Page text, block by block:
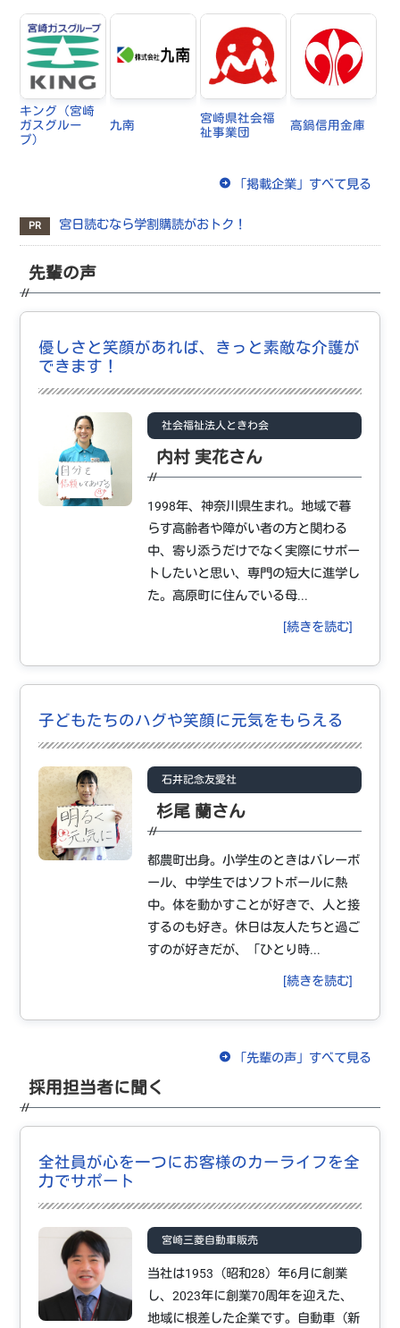
キング（宮崎
ガスグルー
プ）
九南
宮崎県社会福
祉事業団
高鍋信用金庫
「掲載企業」すべて見る
PR 宮日読むなら学割購読がおトク！
先輩の声
優しさと笑顔があれば、きっと素敵な介護が
できます！
社会福祉法人ときわ会
内村 実花さん
1998年、神奈川県生まれ。地域で暮
らす高齢者や障がい者の方と関わる
中、寄り添うだけでなく実際にサポー
トしたいと思い、専門の短大に進学し
た。高原町に住んでいる母...
[続きを読む]
子どもたちのハグや笑顔に元気をもらえる
石井記念友愛社
杉尾 蘭さん
都農町出身。小学生のときはバレーボ
ール、中学生ではソフトボールに熱
中。体を動かすことが好きで、人と接
するのも好き。休日は友人たちと過ご
すのが好きだが、「ひとり時...
[続きを読む]
「先輩の声」すべて見る
採用担当者に聞く
全社員が心を一つにお客様のカーライフを全
力でサポート
宮崎三菱自動車販売
当社は1953（昭和28）年6月に創業
し、2023年に創業70周年を迎えた、
地域に根差した企業です。自動車（新